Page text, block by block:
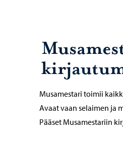
Musamestari toimii
Avaat vaan selaimen ja
Pääset Musamestariin